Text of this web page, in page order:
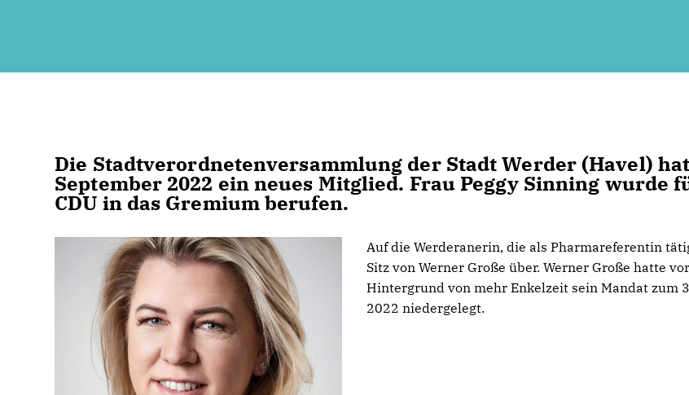
Die Stadtverordnetenversammlung der Stadt Werder (Havel)
September 2022 ein neues Mitglied. Frau Peggy Sinning wurde
CDU in das Gremium berufen.
Auf die Werderanerin, die als Pharmareferentin
Sitz von Werner Große über. Werner Große hatte
Hintergrund von mehr Enkelzeit sein Mandat zum
2022 niedergelegt.